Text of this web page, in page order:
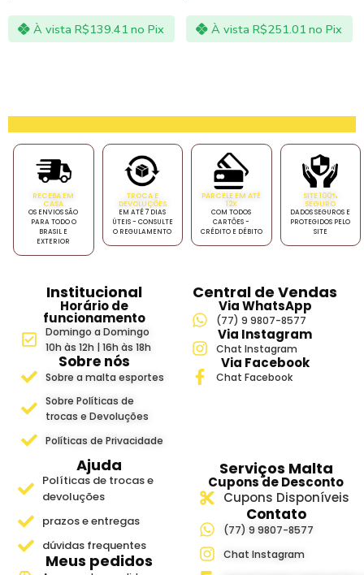
À vista R$139.41 no Pix À vista R$251.01 no Pix
RECEBA EM
CASA
OS ENVIOS SÃO
PARA TODO O
BRASIL E
EXTERIOR
TROCA E
DEVOLUÇÕES
EM ATÉ 7 DIAS
ÚTEIS - CONSULTE
O REGULAMENTO
PARCELE EM ATÉ
12X
COM TODOS
CARTÕES -
CRÉDITO E DÉBITO
SITE 100%
SEGURO
DADOS SEGUROS E
PROTEGIDOS PELO
SITE
Institucional
Horário de
funcionamento
Domingo a Domingo
10h às 12h | 16h às 18h
Sobre nós
Sobre a malta esportes
Sobre Políticas de
trocas e Devoluções
Políticas de Privacidade
Central de Vendas
Via WhatsApp
(77) 9 9807-8577
Via Instagram
Chat Instagram
Via Facebook
Chat Facebook
Ajuda
Políticas de trocas e
devoluções
prazos e entregas
dúvidas frequentes
Meus pedidos
Serviços Malta
Cupons de Desconto
Cupons Disponíveis
Contato
(77) 9 9807-8577
Chat Instagram